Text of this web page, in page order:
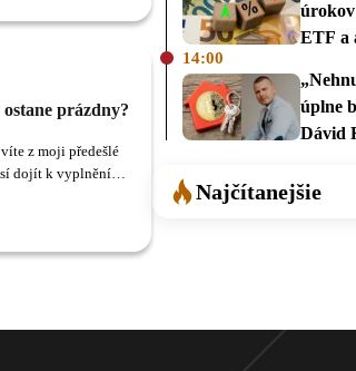
prázdny?
z moji předešlé
dojít k vyplnění
ETF a
14:00
úplne
Dávid
Najčítanejšie